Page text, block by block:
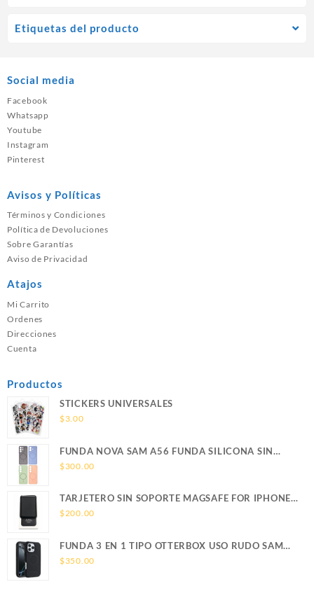
Etiquetas del producto
Social media
Facebook
Whatsapp
Youtube
Instagram
Pinterest
Avisos y Políticas
Términos y Condiciones
Política de Devoluciones
Sobre Garantías
Aviso de Privacidad
Atajos
Mi Carrito
Ordenes
Direcciones
Cuenta
Productos
STICKERS UNIVERSALES
$3.00
FUNDA NOVA SAM A56 FUNDA SILICONA SIN
SOPORTE MAGNETICO SAMSUNG
$300.00
TARJETERO SIN SOPORTE MAGSAFE FOR IPHONE
LEATHER WALLET MAGSAFE
$200.00
FUNDA 3 EN 1 TIPO OTTERBOX USO RUDO SAM
S26 ULTRA SAMSUNG S26 ULTRA
$350.00